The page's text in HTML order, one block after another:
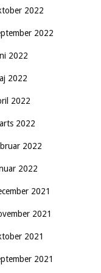
2022
2022
2022
2022
2022
2022
2022
2022
2021
2021
2021
2021